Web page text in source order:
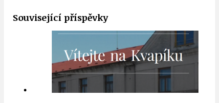
Související příspěvky